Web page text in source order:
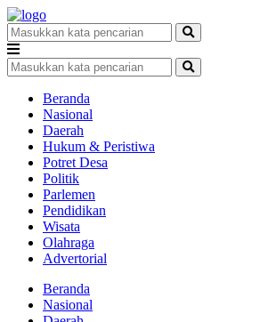
Beranda
Nasional
Daerah
Hukum & Peristiwa
Potret Desa
Politik
Parlemen
Pendidikan
Wisata
Olahraga
Advertorial
Beranda
Nasional